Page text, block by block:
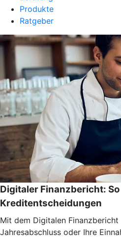
Produkte
Ratgeber
Digitaler Finanzbericht:
Kreditentscheidungen
Mit dem Digitalen
Jahresabschluss oder Ihre